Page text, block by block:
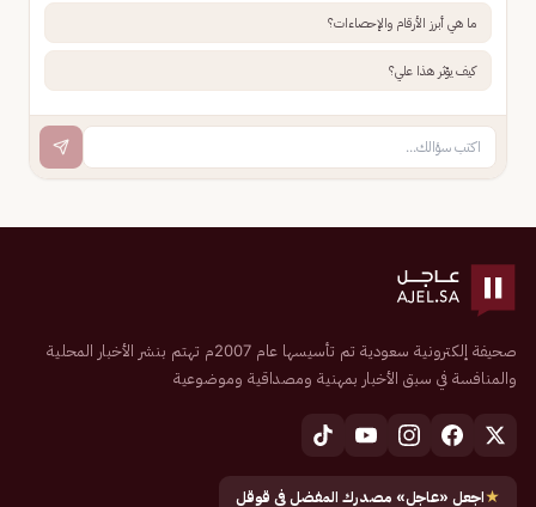
ما هي أبرز الأرقام والإحصاءات؟
كيف يؤثر هذا علي؟
صحيفة إلكترونية سعودية تم تأسيسها عام 2007م تهتم بنشر الأخبار المحلية
والمنافسة في سبق الأخبار بمهنية ومصداقية وموضوعية
★اجعل «عاجل» مصدرك المفضل في قوقل